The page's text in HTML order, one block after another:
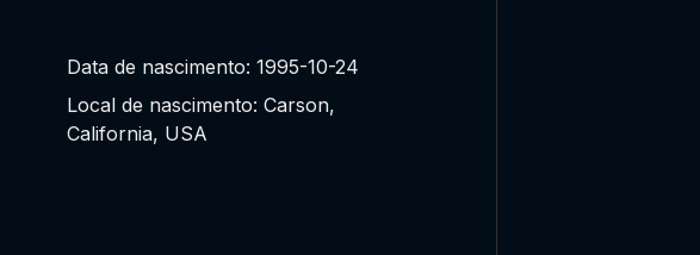
Data de nascimento: 1995-10-24
Local de nascimento: Carson,
California, USA